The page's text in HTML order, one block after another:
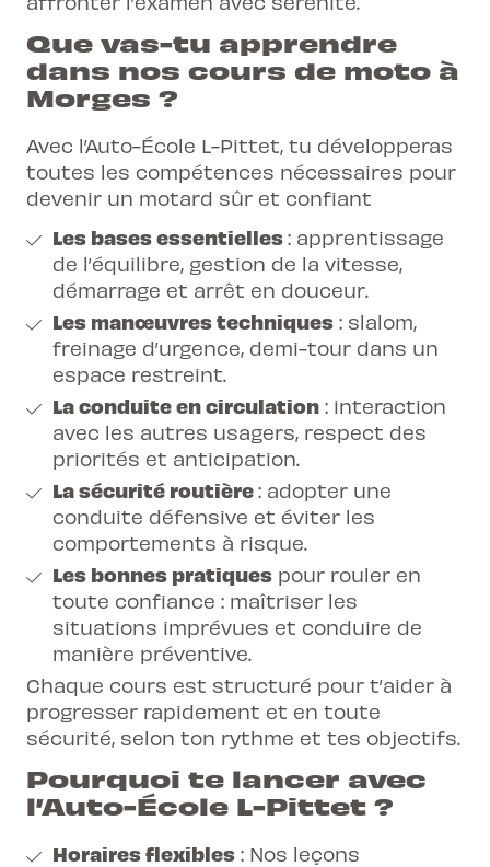
Que vas-tu apprendre
dans nos cours de moto à
Morges ?
Avec l’Auto-École L-Pittet, tu développeras
toutes les compétences nécessaires pour
devenir un motard sûr et confiant
Les bases essentielles: apprentissage
de l’équilibre, gestion de la vitesse,
démarrage et arrêt en douceur.
Les manœuvres techniques : slalom,
freinage d’urgence, demi-tour dans un
espace restreint.
La conduite en circulation : interaction
avec les autres usagers, respect des
priorités et anticipation.
La sécurité routière: adopter une
conduite défensive et éviter les
comportements à risque.
Les bonnes pratiques pour rouler en
toute confiance : maîtriser les
situations imprévues et conduire de
manière préventive.
Chaque cours est structuré pour t’aider à
progresser rapidement et en toute
sécurité, selon ton rythme et tes objectifs.
Pourquoi te lancer avec
l’Auto-École L-Pittet ?
Horaires flexibles : Nos leçons